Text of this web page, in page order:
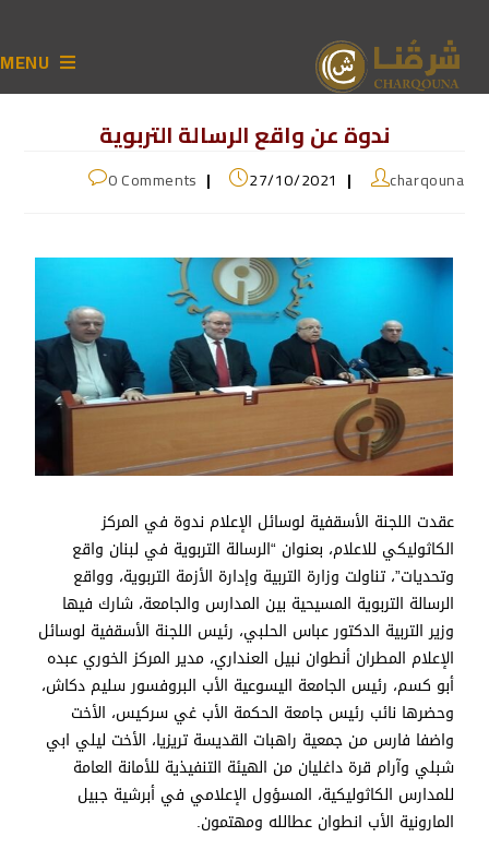
MENU
ندوة عن واقع الرسالة التربوية
charqouna
27/10/2021
0 Comments
عقدت اللجنة الأسقفية لوسائل الإعلام ندوة في المركز
الكاثوليكي للاعلام، بعنوان “الرسالة التربوية في لبنان واقع
وتحديات”، تناولت وزارة التربية وإدارة الأزمة التربوية، وواقع
الرسالة التربوية المسيحية بين المدارس والجامعة، شارك فيها
وزير التربية الدكتور عباس الحلبي، رئيس اللجنة الأسقفية لوسائل
الإعلام المطران أنطوان نبيل العنداري، مدير المركز الخوري عبده
أبو كسم، رئيس الجامعة اليسوعية الأب البروفسور سليم دكاش،
وحضرها نائب رئيس جامعة الحكمة الأب غي سركيس، الأخت
واضفا فارس من جمعية راهبات القديسة تريزيا، الأخت ليلي ابي
شبلي وآرام قرة داغليان من الهيئة التنفيذية للأمانة العامة
للمدارس الكاثوليكية، المسؤول الإعلامي في أبرشية جبيل
المارونية الأب انطوان عطالله ومهتمون.